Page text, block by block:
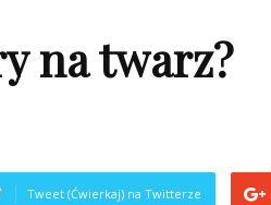
na twarz?
Tweet (Ćwierkaj) na Twitterze